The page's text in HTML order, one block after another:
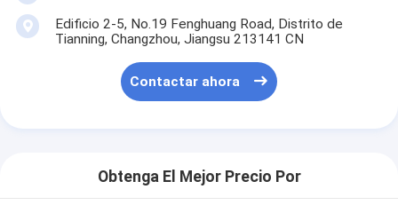
Edificio 2-5, No.19 Fenghuang Road, Distrito de
Tianning, Changzhou, Jiangsu 213141 CN
Contactar ahora
Obtenga El Mejor Precio Por